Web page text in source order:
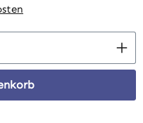
gewünschten